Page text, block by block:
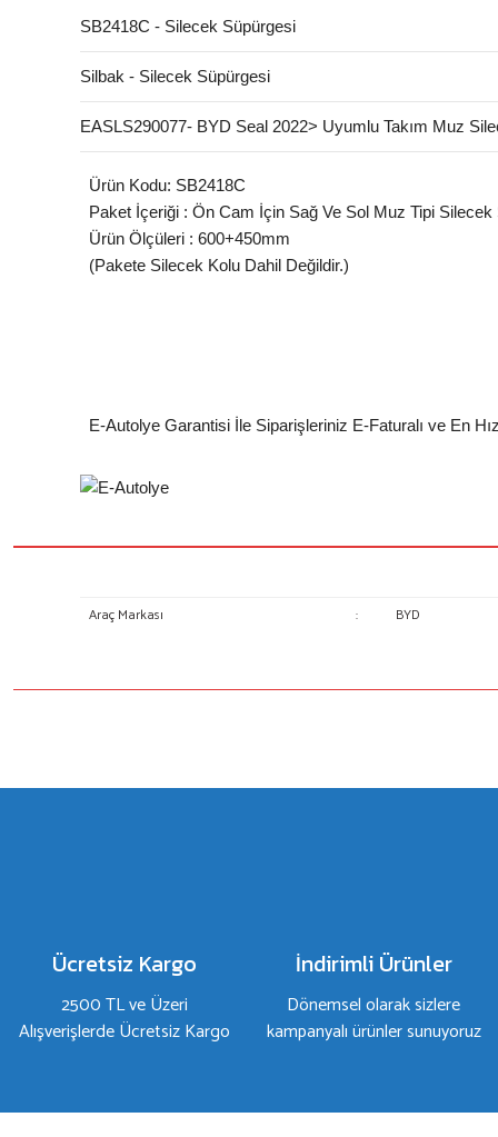
SB2418C - Silecek Süpürgesi
Silbak - Silecek Süpürgesi
EASLS290077- BYD Seal 2022> Uyumlu Takım Muz
Ürün Kodu: SB2418C
Paket İçeriği : Ön Cam İçin Sağ Ve Sol Muz Tipi
Ürün Ölçüleri : 600+450mm
(Pakete Silecek Kolu Dahil Değildir.)
E-Autolye Garantisi İle Siparişleriniz E-Faturalı ve En
Araç Markası : BYD
Bu ürüne benzer farklı alternatifler olmalı.
Ücretsiz Kargo
2500 TL ve Üzeri
Alışverişlerde Ücretsiz Kargo
İndirimli Ürünler
Dönemsel olarak sizlere
kampanyalı ürünler sunuyoruz